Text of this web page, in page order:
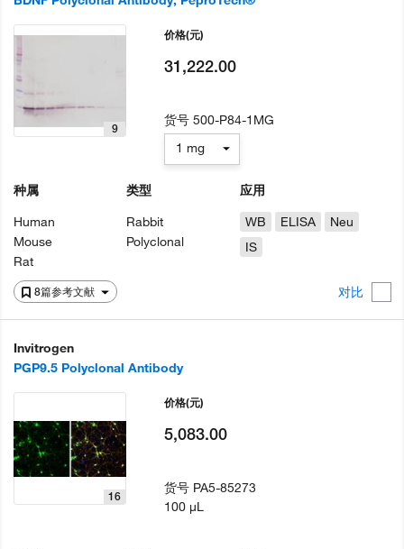
8篇参考文献 对比
9
种属
Human
Mouse
Rat
类型
Rabbit
Polyclonal
应用
WB
ELISA
Neu
IS
价格(元)
31,222.00
货号500-P84-1MG
1 mg
Invitrogen
PGP9.5 Polyclonal Antibody
16
价格(元)
5,083.00
货号 PA5-85273
100 µL